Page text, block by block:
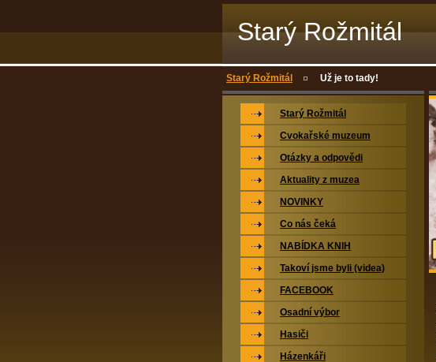
Starý Rožmitál
Starý Rožmitál Už je to tady!
Starý Rožmitál
Cvokařské muzeum
Otázky a odpovědi
Aktuality z muzea
NOVINKY
Co nás čeká
NABÍDKA KNIH
Takoví jsme byli (videa)
FACEBOOK
Osadní výbor
Hasiči
Házenkáři